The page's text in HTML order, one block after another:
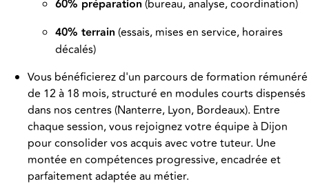
60% préparation (bureau, analyse, coordination)
40% terrain (essais, mises en service, horaires
décalés)
Vous bénéficierez d'un parcours de formation rémunéré
de 12 à 18 mois, structuré en modules courts dispensés
dans nos centres (Nanterre, Lyon, Bordeaux). Entre
chaque session, vous rejoignez votre équipe à Dijon
pour consolider vos acquis avec votre tuteur. Une
montée en compétences progressive, encadrée et
parfaitement adaptée au métier.